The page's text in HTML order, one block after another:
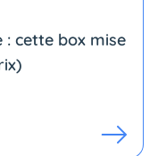
: cette box mise